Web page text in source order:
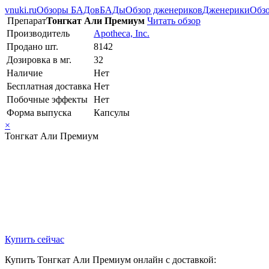
vnuki.ruОбзоры БАДовБАДыОбзор дженериковДженерики
ПрепаратТонгкат Али Премиум Читать обзор
Производитель
Apotheca, Inc.
Продано шт.
8142
Дозировка в мг.
32
Наличие
Нет
Бесплатная доставка Нет
Побочные эффекты Нет
Форма выпуска
Капсулы
×
Тонгкат Али Премиум
Купить сейчас
Купить Тонгкат Али Премиум онлайн с доставкой: